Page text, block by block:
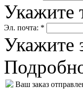
Укажите
Эл. почта: *
Укажите
Ваш заказ